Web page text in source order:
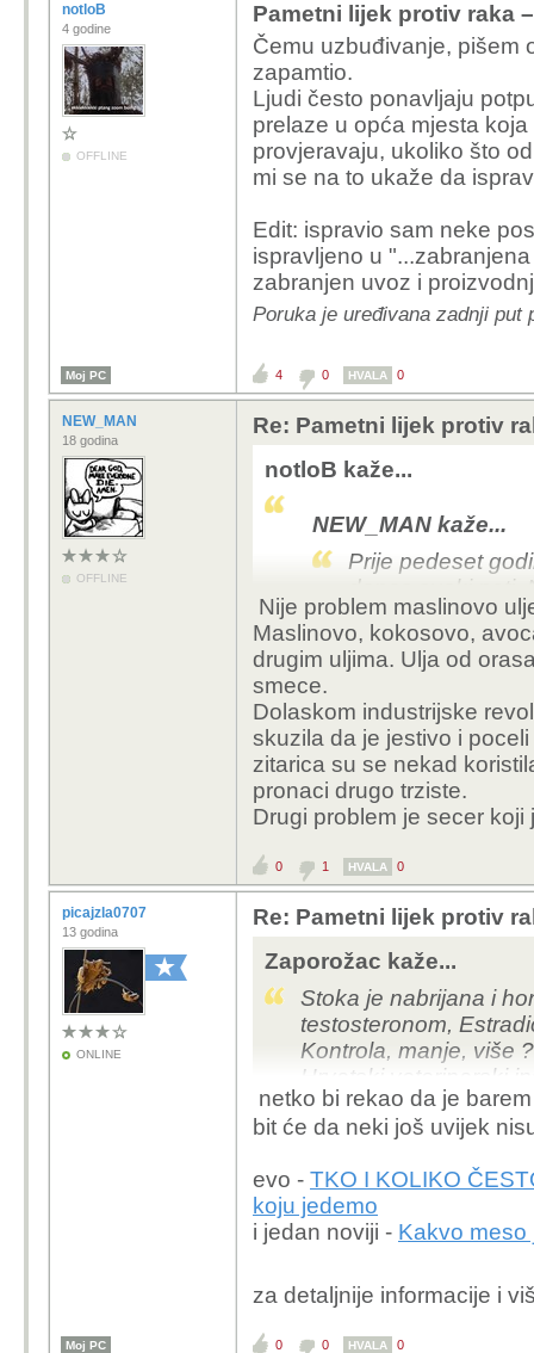
notloB
4 godine
OFFLINE
Pametni lijek protiv raka
Čemu uzbuđivanje, pišem
zapamtio.
Ljudi često ponavljaju
prelaze u opća mjesta
provjeravaju, ukoliko što
mi se na to ukaže da
Edit: ispravio sam neke
ispravljeno u
zabranjen uvoz i
Poruka je uređivana zadnji put
Moj PC 4 0 HVALA 0
NEW_MAN
18 godina
OFFLINE
Re: Pametni lijek protiv
notloB kaže...
NEW_MAN kaže...
Prije pedeset
danas svaki
nusprodukt, a
To je krivi podatak,
Maslinovo ulje
proizvoda u povijesti
sredozemlja u
planete i kolijevke
Nije problem maslinovo
Maslinovo, kokosovo,
drugim uljima. Ulja od
smece.
Dolaskom industrijske
skuzila da je jestivo i
zitarica su se nekad
pronaci drugo trziste.
Drugi problem je secer
0 1 HVALA 0
picajzla0707
13 godina
ONLINE
Re: Pametni lijek protiv
Zaporožac kaže...
Stoka je nabrijana i
testosteronom,
Kontrola, manje, više ?
Hrvatski veterinarski
Tko...
netko bi rekao da je
bit će da neki još uvijek
evo - TKO I KOLIKO
koju jedemo
i jedan noviji - Kakvo meso
za detaljnije informacije i
Moj PC 0 0 HVALA 0